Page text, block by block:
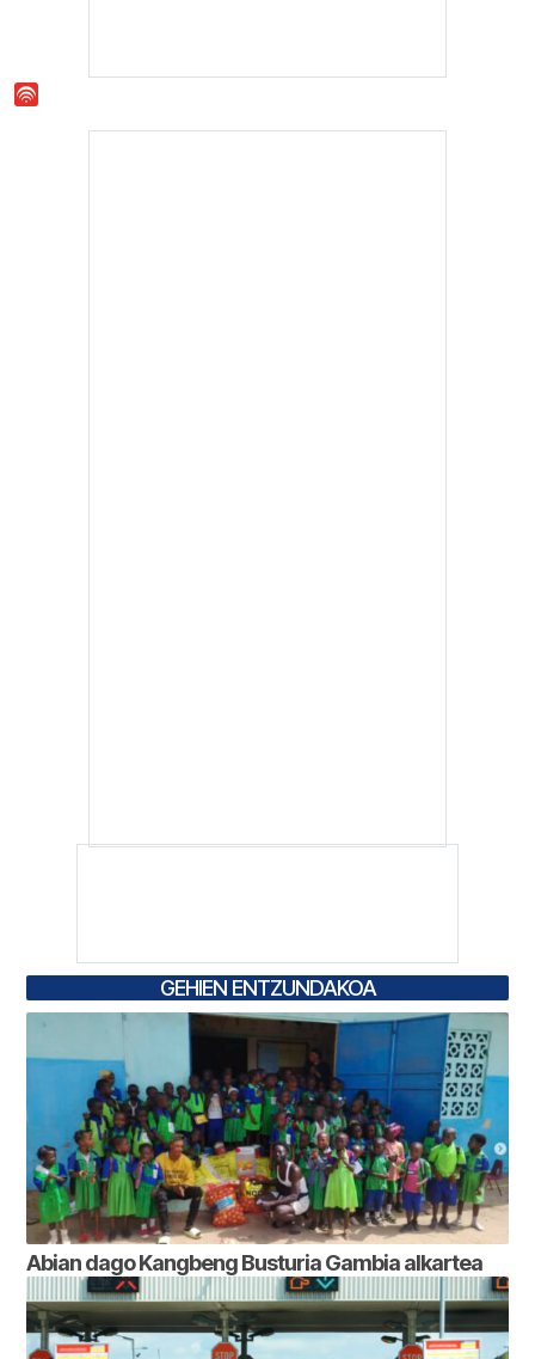
GEHIEN ENTZUNDAKOA
Abian dago Kangbeng Busturia Gambia alkartea